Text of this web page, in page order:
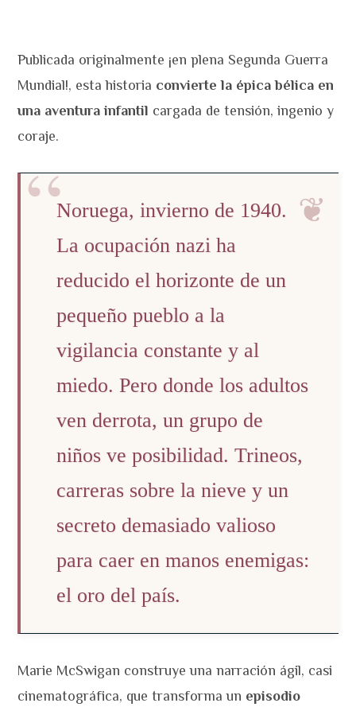
Publicada originalmente ¡en plena Segunda Guerra
Mundial!, esta historia convierte la épica bélica en
una aventura infantil cargada de tensión, ingenio y
coraje.
Noruega, invierno de 1940.
La ocupación nazi ha
reducido el horizonte de un
pequeño pueblo a la
vigilancia constante y al
miedo. Pero donde los adultos
ven derrota, un grupo de
niños ve posibilidad. Trineos,
carreras sobre la nieve y un
secreto demasiado valioso
para caer en manos enemigas:
el oro del país.
Marie McSwigan construye una narración ágil, casi
cinematográfica, que transforma un episodio